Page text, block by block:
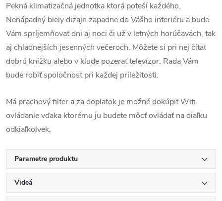
Pekná klimatizačná jednotka ktorá poteší každého.
Nenápadný biely dizajn zapadne do Vášho interiéru a bude
Vám spríjemňovať dni aj noci či už v letných horúčavách, tak
aj chladnejších jesenných večeroch. Môžete si pri nej čítať
dobrú knižku alebo v kľude pozerať televízor. Rada Vám
bude robiť spoločnosť pri každej príležitosti.
Má prachový filter a za doplatok je možné dokúpiť Wifi
ovládanie vďaka ktorému ju budete môcť ovládať na diaľku
odkiaľkoľvek.
Parametre produktu
Videá